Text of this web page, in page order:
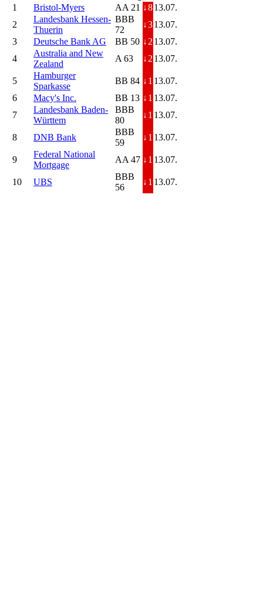
1
Bristol-Myers AA 21 ↓813.07.
2
Landesbank Hessen-
Thuerin
BBB
72
↓313.07.
3
Deutsche Bank AG BB 50 ↓ 2 13.07.
4
Australia and New
Zealand
A 63 ↓ 2 13.07.
5
Hamburger
Sparkasse
BB 84 ↓ 1 13.07.
6
Macy's Inc. BB 13 ↓ 1 13.07.
7
Landesbank Baden-
Württem
BBB
80
↓ 1 13.07.
8 DNB Bank
BBB
59
↓ 1 13.07.
9
Federal National
Mortgage
AA 47 ↓ 1 13.07.
10 UBS
BBB
56
↓ 1 13.07.